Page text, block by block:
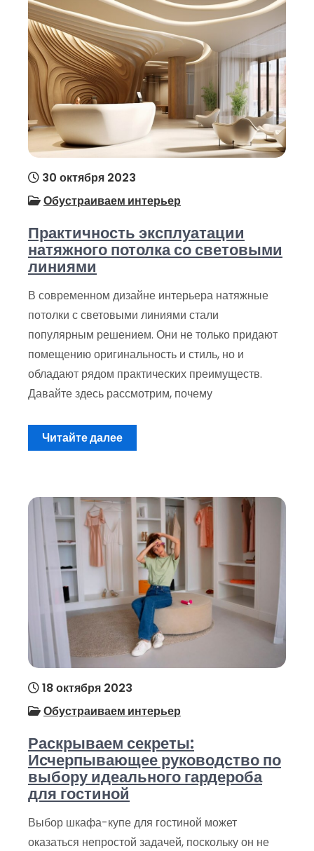
30 октября 2023
Обустраиваем интерьер
Практичность эксплуатации
натяжного потолка со световыми
линиями
В современном дизайне интерьера натяжные
потолки с световыми линиями стали
популярным решением. Они не только придают
помещению оригинальность и стиль, но и
обладают рядом практических преимуществ.
Давайте здесь рассмотрим, почему
Читайте далее
18 октября 2023
Обустраиваем интерьер
Раскрываем секреты:
Исчерпывающее руководство по
выбору идеального гардероба
для гостиной
Выбор шкафа-купе для гостиной может
оказаться непростой задачей, поскольку он не